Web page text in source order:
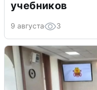
учебников
9 августа 3